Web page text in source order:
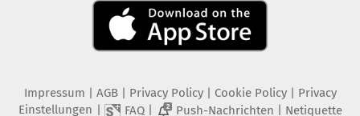
Impressum AGB Privacy Policy| Cookie Policy| Privacy
Einstellungen
FAQ| 2 Push-Nachrichten Netiquette